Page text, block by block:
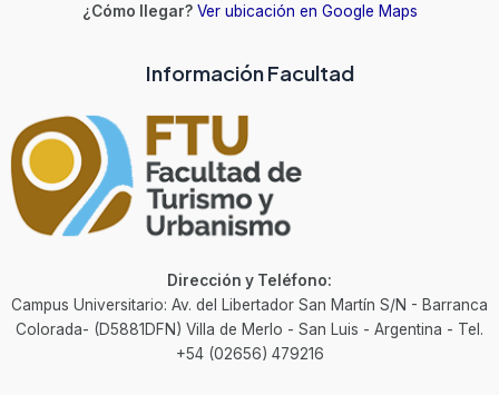
¿Cómo llegar? Ver ubicación en Google Maps
Información Facultad
Dirección y Teléfono:
Campus Universitario: Av. del Libertador San Martín S/N - Barranca
Colorada- (D5881DFN) Villa de Merlo - San Luis - Argentina - Tel.
+54 (02656) 479216